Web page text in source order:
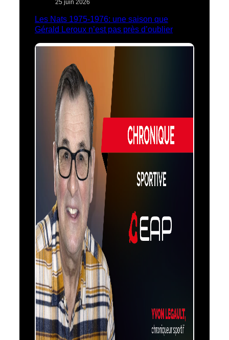
25 juin 2026
Les Nats 1975-1976: une saison que
Gérald Leroux n’est pas près d’oublier